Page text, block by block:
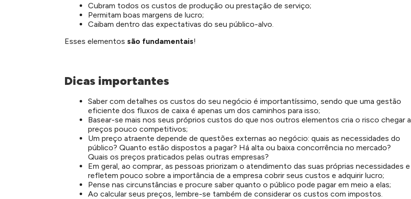
Cubram todos os custos de produção ou prestação de serviço;
Permitam boas margens de lucro;
Caibam dentro das expectativas do seu público-alvo.
Esses elementos são fundamentais!
Dicas importantes
Saber com detalhes os custos do seu negócio é importantíssimo, sendo que uma gestão
eficiente dos fluxos de caixa é apenas um dos caminhos para isso;
Basear-se mais nos seus próprios custos do que nos outros elementos cria o risco chegar a
preços pouco competitivos;
Um preço atraente depende de questões externas ao negócio: quais as necessidades do
público? Quanto estão dispostos a pagar? Há alta ou baixa concorrência no mercado?
Quais os preços praticados pelas outras empresas?
Em geral, ao comprar, as pessoas priorizam o atendimento das suas próprias necessidades e
refletem pouco sobre a importância de a empresa cobrir seus custos e adquirir lucro;
Pense nas circunstâncias e procure saber quanto o público pode pagar em meio a elas;
Ao calcular seus preços, lembre-se também de considerar os custos com impostos.